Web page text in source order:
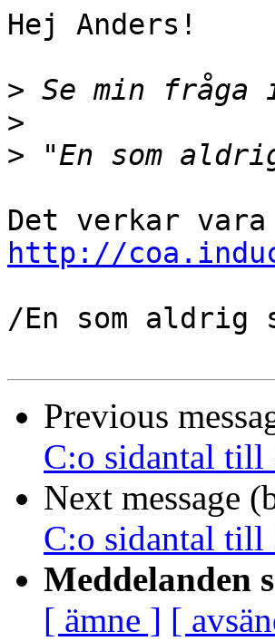
Hej Anders!
>
>
>
http://
/En som
Previous
C:o sidantal till
Next message
C:o sidantal till
Meddelanden
[ ämne ] [